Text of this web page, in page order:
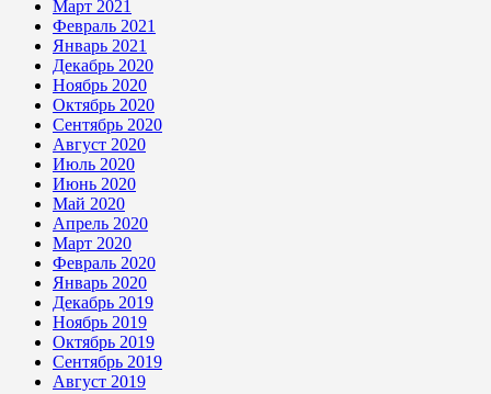
Март 2021
Февраль 2021
Январь 2021
Декабрь 2020
Ноябрь 2020
Октябрь 2020
Сентябрь 2020
Август 2020
Июль 2020
Июнь 2020
Май 2020
Апрель 2020
Март 2020
Февраль 2020
Январь 2020
Декабрь 2019
Ноябрь 2019
Октябрь 2019
Сентябрь 2019
Август 2019